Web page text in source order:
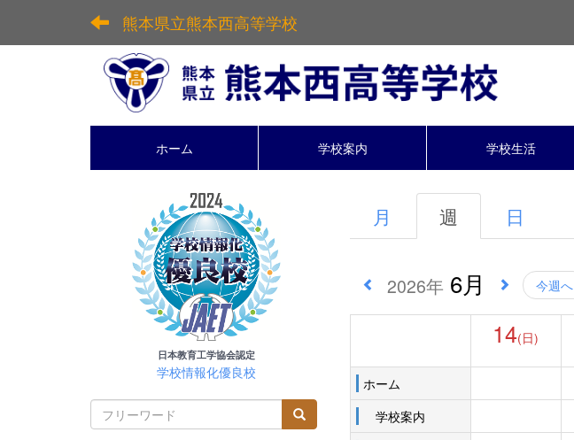
熊本県立熊本西高等学校
ホーム 学校案内 学校生活
月 週 日
2026年 6月 今週へ
14(日)
ホーム
学校案内
日本教育工学協会認定
学校情報化優良校